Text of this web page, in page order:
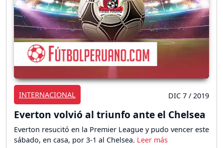
INTERNACIONAL DIC 7 / 2019
Everton volvió al triunfo ante el Chelsea
Everton resucitó en la Premier League y pudo vencer este
sábado, en casa, por 3-1 al Chelsea.